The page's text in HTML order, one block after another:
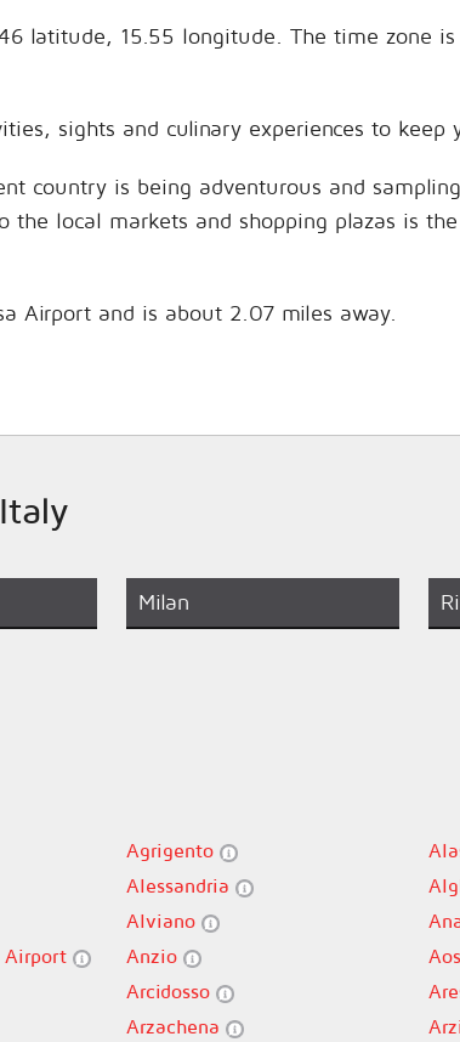
latitude, 15.55 longitude. The time zone is
sights and culinary experiences to keep
country is being adventurous and
local markets and shopping plazas is
Airport and is about 2.07 miles away.
Milan
Agrigento
Alessandria
Alviano
Airport Anzio
Arcidosso
Arzachena